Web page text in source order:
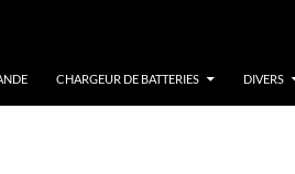
CHARGEUR DE BATTERIES DIVERS